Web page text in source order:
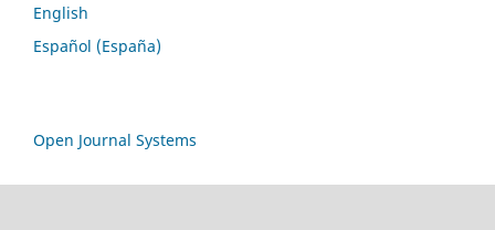
English
Español (España)
Open Journal Systems